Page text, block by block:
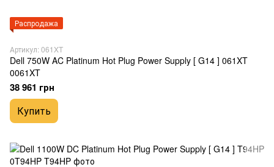
Распродажа
Артикул: 061XT
Dell 750W AC Platinum Hot Plug Power Supply [ G14 ] 061XT
0061XT
38 961 грн
Купить